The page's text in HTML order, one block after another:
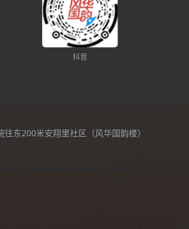
抖音
东200米安翔里社区（风华国韵楼）